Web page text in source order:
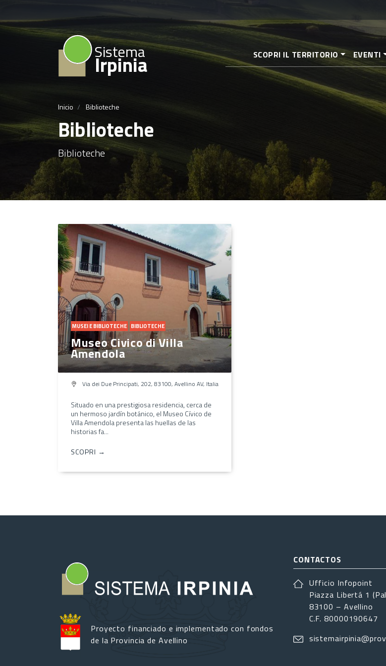
al
contenido
Sistema
Irpinia SCOPRI IL TERRITORIO EVENTI
Inicio Biblioteche
Biblioteche
Biblioteche
MUSEI E BIBLIOTECHE BIBLIOTECHE
Museo Civico di Villa
Amendola
Via dei Due Principati, 202, 83100, Avellino AV, Italia
Situado en una prestigiosa residencia, cerca de
un hermoso jardín botánico, el Museo Cívico de
Villa Amendola presenta las huellas de las
historias fa...
SCOPRI →
Proyecto financiado e implementado con fondos
de la Provincia de Avellino
CONTACTOS
Ufficio Infopoint
Piazza Libertá 1
83100 – Avellino
C.F. 80000190647